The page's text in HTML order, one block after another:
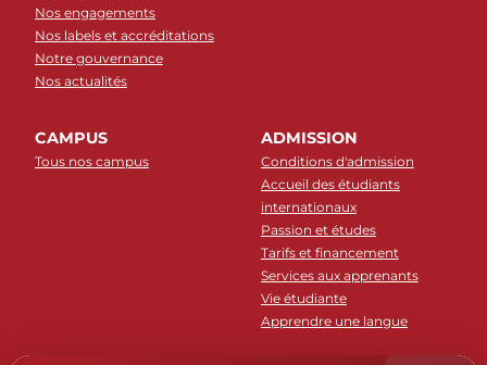
Nos engagements
Nos labels et accréditations
Notre gouvernance
Nos actualités
CAMPUS
Tous nos campus
ADMISSION
Conditions d'admission
Accueil des étudiants
internationaux
Passion et études
Tarifs et financement
Services aux apprenants
Vie étudiante
Apprendre une langue